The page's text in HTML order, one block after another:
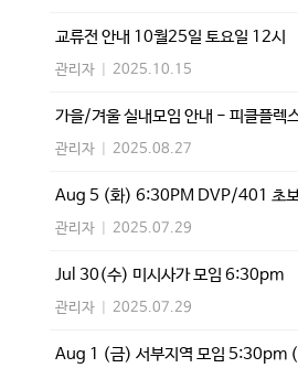
교류전 안내 10월25일 토요일 12시
관리자 2025.10.15
가을/겨울 실내모임 안내 - 피클플렉
관리자 2025.08.27
Aug 5 (화) 6:30PM DVP/401 초보
관리자 2025.07.29
Jul 30(수) 미시사가 모임 6:30pm
관리자 2025.07.29
Aug 1 (금) 서부지역 모임 5:30pm